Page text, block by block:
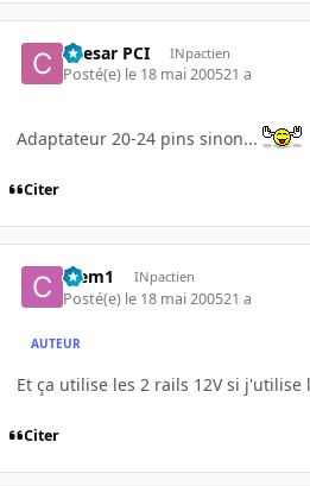
Caesar PCI INpactien
Posté(e) le 18 mai 200521 a
Adaptateur 20-24 pins sinon...
Citer
Clem1 INpactien
Posté(e) le 18 mai 200521 a
AUTEUR
Et ça utilise les 2 rails 12V si j'utilise
Citer